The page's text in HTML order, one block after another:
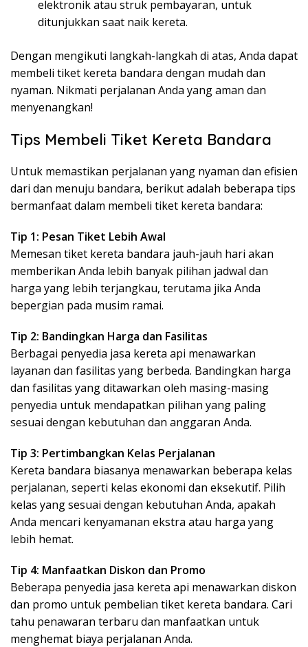
elektronik atau struk pembayaran, untuk
ditunjukkan saat naik kereta.
Dengan mengikuti langkah-langkah di atas, Anda dapat
membeli tiket kereta bandara dengan mudah dan
nyaman. Nikmati perjalanan Anda yang aman dan
menyenangkan!
Tips Membeli Tiket Kereta Bandara
Untuk memastikan perjalanan yang nyaman dan efisien
dari dan menuju bandara, berikut adalah beberapa tips
bermanfaat dalam membeli tiket kereta bandara:
Tip 1: Pesan Tiket Lebih Awal
Memesan tiket kereta bandara jauh-jauh hari akan
memberikan Anda lebih banyak pilihan jadwal dan
harga yang lebih terjangkau, terutama jika Anda
bepergian pada musim ramai.
Tip 2: Bandingkan Harga dan Fasilitas
Berbagai penyedia jasa kereta api menawarkan
layanan dan fasilitas yang berbeda. Bandingkan harga
dan fasilitas yang ditawarkan oleh masing-masing
penyedia untuk mendapatkan pilihan yang paling
sesuai dengan kebutuhan dan anggaran Anda.
Tip 3: Pertimbangkan Kelas Perjalanan
Kereta bandara biasanya menawarkan beberapa kelas
perjalanan, seperti kelas ekonomi dan eksekutif. Pilih
kelas yang sesuai dengan kebutuhan Anda, apakah
Anda mencari kenyamanan ekstra atau harga yang
lebih hemat.
Tip 4: Manfaatkan Diskon dan Promo
Beberapa penyedia jasa kereta api menawarkan diskon
dan promo untuk pembelian tiket kereta bandara. Cari
tahu penawaran terbaru dan manfaatkan untuk
menghemat biaya perjalanan Anda.